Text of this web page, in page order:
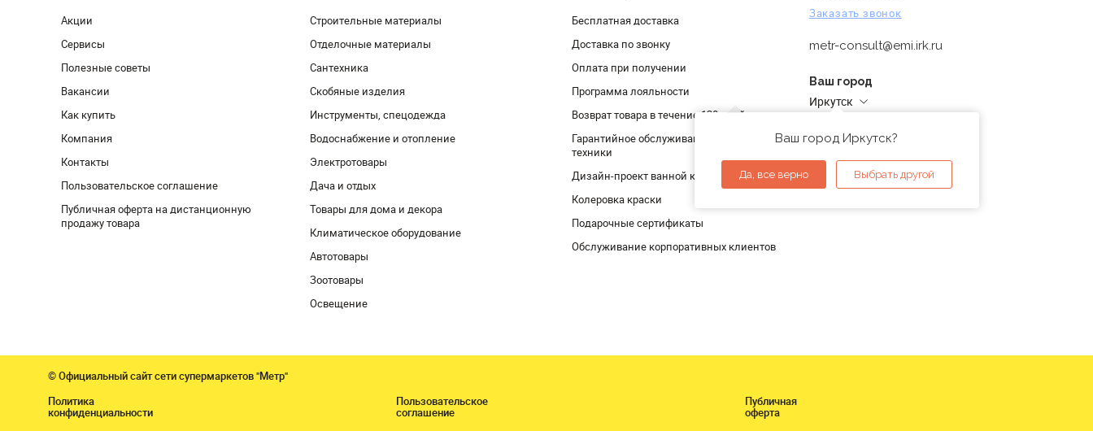
Акции
Сервисы
Полезные советы
Вакансии
Как купить
Компания
Контакты
Пользовательское соглашение
Публичная оферта на дистанционную
продажу товара
Строительные материалы
Отделочные материалы
Сантехника
Скобяные изделия
Инструменты, спецодежда
Водоснабжение и отопление
Электротовары
Дача и отдых
Товары для дома и декора
Климатическое оборудование
Автотовары
Зоотовары
Освещение
Бесплатная доставка
Доставка по звонку
Оплата при получении
Программа лояльности
Возврат товара в течение 120 дней
Гарантийное обслуживание и проверка
техники
Дизайн-проект ванной комнаты
Колеровка краски
Подарочные сертификаты
Обслуживание корпоративных клиентов
Заказать звонок
metr-consult@emi.irk.ru
Ваш город
Иркутск
Ваш город Иркутск?
Да, все верно Выбрать другой
© Официальный сайт сети супермаркетов "Метр"
Политика
конфиденциальности
Пользовательское
соглашение
Публичная
оферта